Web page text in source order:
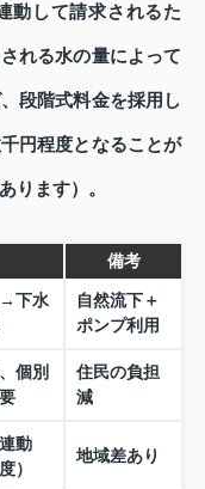
動して請求されるた
れる水の量によって
段階式料金を採用し
円程度となることが
ります）。
備考
下水
自然流下＋
ポンプ利用
個別
住民の負担
減
動
）
地域差あり